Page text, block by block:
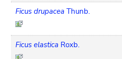
Ficus drupacea Thunb.
Ficus elastica Roxb.